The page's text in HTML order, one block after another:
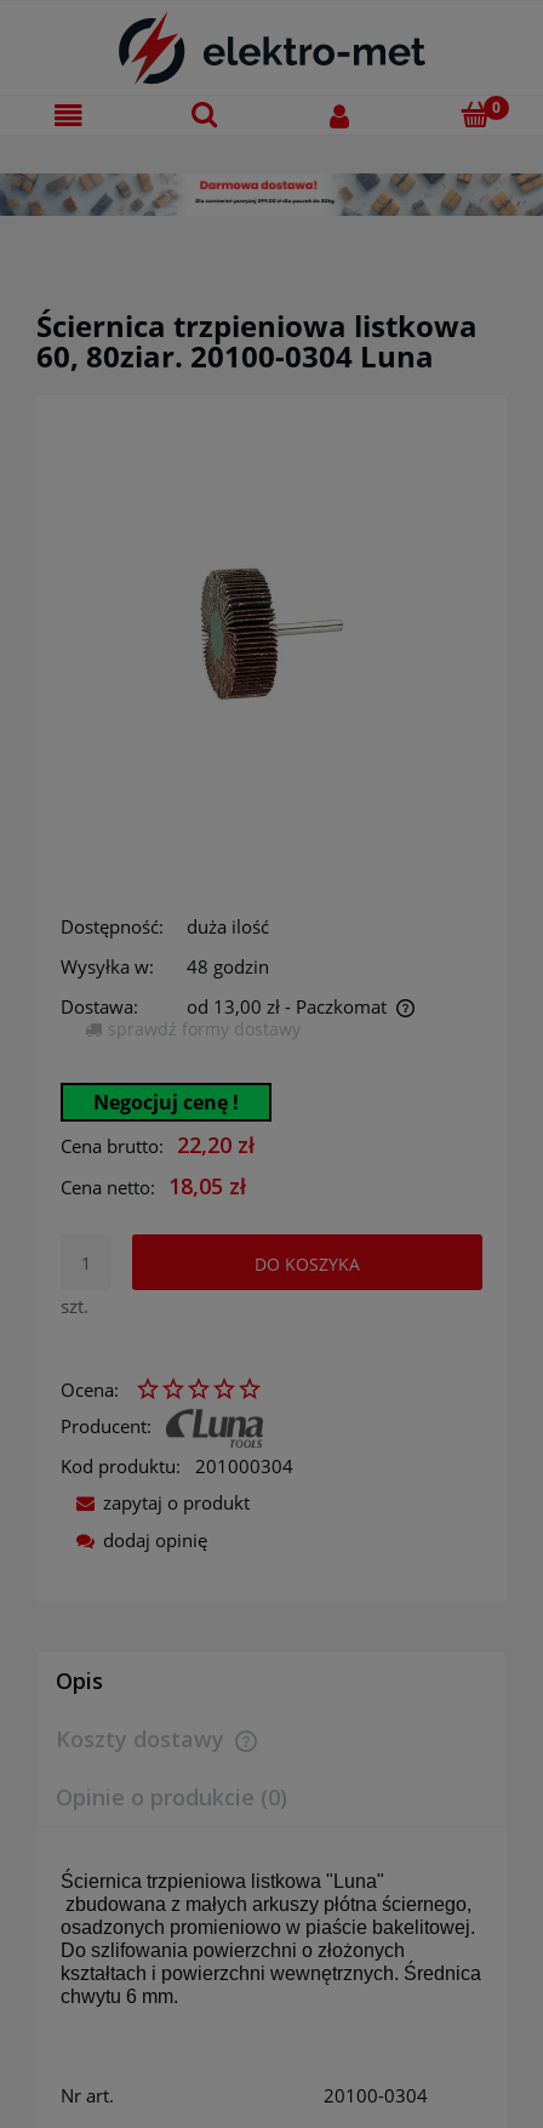
Ściernica trzpieniowa listkowa
60, 80ziar. 20100-0304 Luna
Dostępność:
duża ilość
Wysyłka w:
48 godzin
Dostawa:
od 13,00 zł - Paczkomat
Cena nie zawiera ewentualnych kosztów płatności
sprawdź formy dostawy
Negocjuj cenę !
Cena brutto: 22,20 zł
Cena netto: 18,05 zł
szt.
DO KOSZYKA
Ocena:
Producent:
Kod produktu:
201000304
zapytaj o produkt
dodaj opinię
Opis
Koszty dostawy
Cena nie zawiera ewentualnych kosztów płatności
Opinie o produkcie (0)
Ściernica trzpieniowa listkowa "Luna"
zbudowana z małych arkuszy płótna ściernego,
osadzonych promieniowo w piaście bakelitowej.
Do szlifowania powierzchni o złożonych
kształtach i powierzchni wewnętrznych. Średnica
chwytu 6 mm.
Nr art. 20100-0304